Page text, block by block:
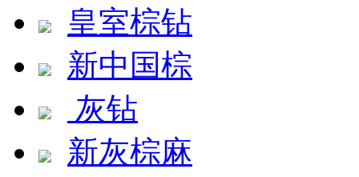
皇室棕钻
新中国棕
灰钻
新灰棕麻